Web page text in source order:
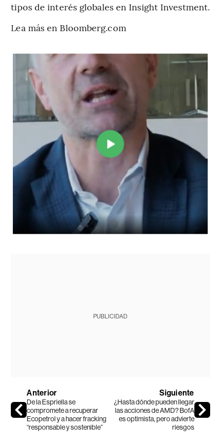
tipos de interés globales en Insight Investment.
Lea más en Bloomberg.com
PUBLICIDAD
Anterior
De la Espriella se
compromete a recuperar
Ecopetrol y a hacer fracking
“responsable y sostenible”
Siguiente
¿Hasta dónde pueden llegar
las acciones de AMD? BofA
es optimista, pero advierte
riesgos